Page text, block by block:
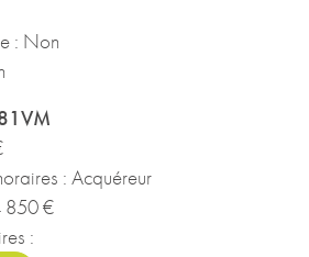
: Non
: Acquéreur
850 €
: